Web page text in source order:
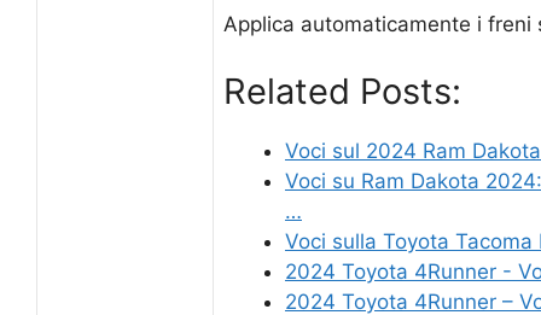
Applica automaticamente i freni
Related Posts:
Voci sul 2024 Ram
Voci su Ram Dakota
…
Voci sulla Toyota
2024 Toyota 4Runner -
2024 Toyota 4Runner –